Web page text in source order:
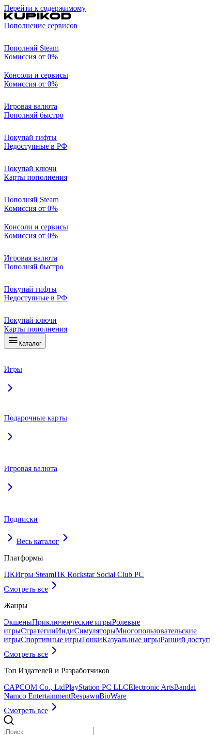
Перейти к содержимому
Пополнение сервисов
Пополняй Steam
Комиссия от 0%
Консоли и сервисы
Комиссия от 0%
Игровая валюта
Пополняй быстро
Покупай гифты
Недоступные в РФ
Покупай ключи
Карты пополнения
Пополняй Steam
Комиссия от 0%
Консоли и сервисы
Комиссия от 0%
Игровая валюта
Пополняй быстро
Покупай гифты
Недоступные в РФ
Покупай ключи
Карты пополнения
Каталог
Игры
Подарочные карты
Игровая валюта
Подписки
Весь каталог
Платформы
ПКИгры SteamПК Rockstar Social Club PC
Смотреть все
Жанры
ЭкшеныПриключенческие игрыРолевые
игрыСтратегииИндиСимуляторыМногопользовательские
игрыСпортивные игрыГонкиКазуальные игрыРанний доступ
Смотреть все
Топ Издателей и Разработчиков
CAPCOM Co., LtdPlayStation PC LLCElectronic ArtsBandai
Namco EntertainmentRespawnBioWare
Смотреть все